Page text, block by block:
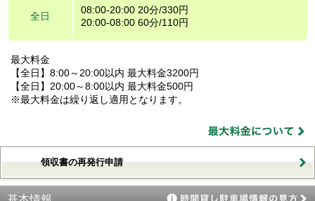
全日
08:00-20:00 20分/330円
20:00-08:00 60分/110円
最大料金
【全日】8:00～20:00以内 最大料金3200円
【全日】20:00～8:00以内 最大料金500円
※最大料金は繰り返し適用となります。
領収書の再発行申請